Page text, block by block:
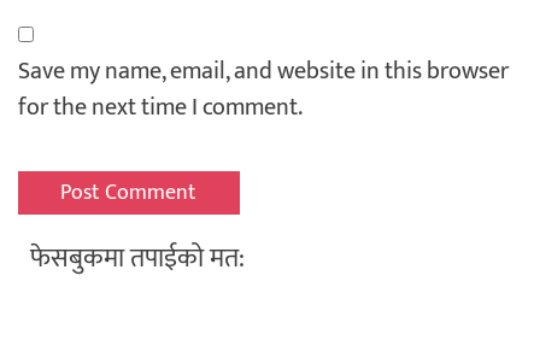
Save my name, email, and website in this browser
for the next time I comment.
फेसबुकमा तपाईको मत: